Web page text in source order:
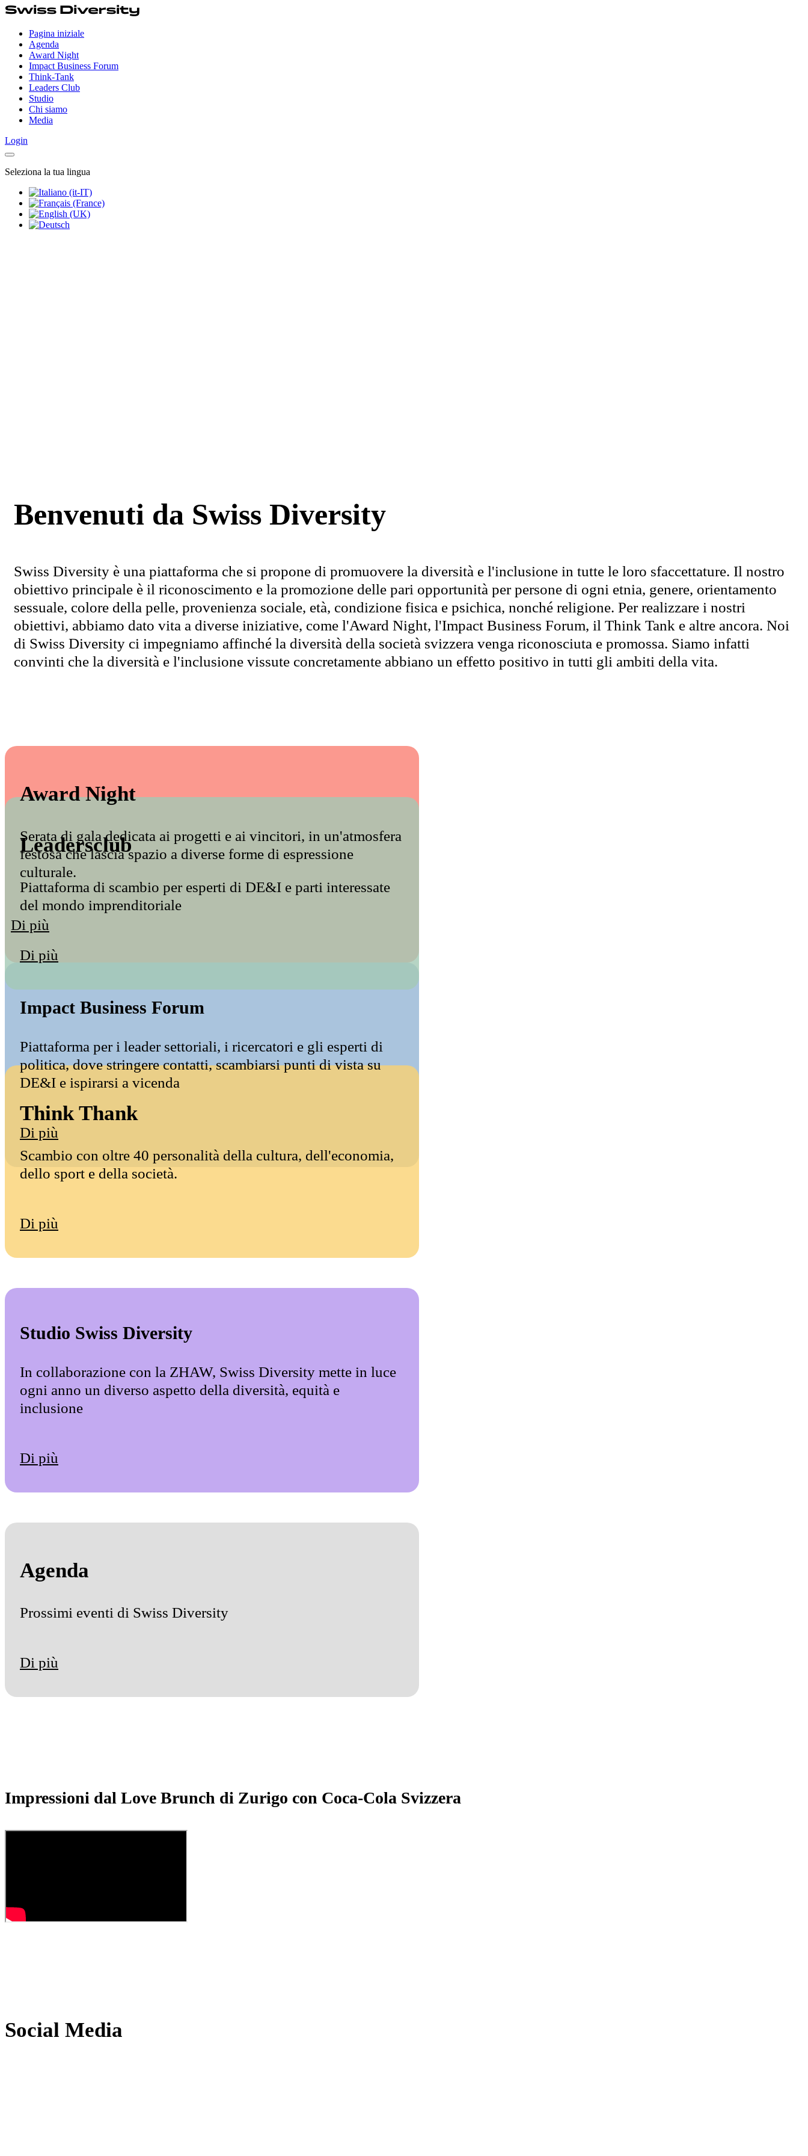
Pagina iniziale
Agenda
Award Night
Impact Business Forum
Think-Tank
Leaders Club
Studio
Chi siamo
Media
Login
Seleziona la tua lingua
Benvenuti da Swiss Diversity
Swiss Diversity è una piattaforma che si propone di promuovere la diversità e l'inclusione in tutte le loro sfaccettature. Il nostro
obiettivo principale è il riconoscimento e la promozione delle pari opportunità per persone di ogni etnia, genere, orientamento
sessuale, colore della pelle, provenienza sociale, età, condizione fisica e psichica, nonché religione. Per realizzare i nostri
obiettivi, abbiamo dato vita a diverse iniziative, come l'Award Night, l'Impact Business Forum, il Think Tank e altre ancora. Noi
di Swiss Diversity ci impegniamo affinché la diversità della società svizzera venga riconosciuta e promossa. Siamo infatti
convinti che la diversità e l'inclusione vissute concretamente abbiano un effetto positivo in tutti gli ambiti della vita.
Award Night
Serata di gala dedicata ai progetti e ai vincitori, in un'atmosfera
festosa che lascia spazio a diverse forme di espressione
culturale.
Di più
Impact Business Forum
Piattaforma per i leader settoriali, i ricercatori e gli esperti di
politica, dove stringere contatti, scambiarsi punti di vista su
DE&I e ispirarsi a vicenda
Di più
Leadersclub
Piattaforma di scambio per esperti di DE&I e parti interessate
del mondo imprenditoriale
Di più
Think Thank
Scambio con oltre 40 personalità della cultura, dell'economia,
dello sport e della società.
Di più
Studio Swiss Diversity
In collaborazione con la ZHAW, Swiss Diversity mette in luce
ogni anno un diverso aspetto della diversità, equità e
inclusione
Di più
Agenda
Prossimi eventi di Swiss Diversity
Di più
Impressioni dal Love Brunch di Zurigo con Coca-Cola Svizzera
Social Media